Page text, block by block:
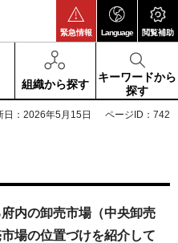
緊急情報 Language 閲覧補助
組織から探す
キーワードから
探す
日：2026年5月15日 ページID：742
内の卸売市場（中央卸売
場の位置づけを紹介して